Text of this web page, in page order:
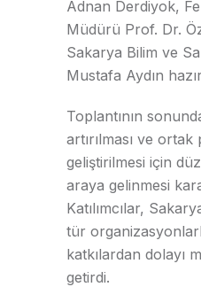
Adnan Derdiyok,
Müdürü Prof. Dr.
Sakarya Bilim ve
Mustafa Aydın
Toplantının
artırılması ve
geliştirilmesi için
araya gelinmesi
Katılımcılar,
tür
katkılardan dolayı
getirdi.